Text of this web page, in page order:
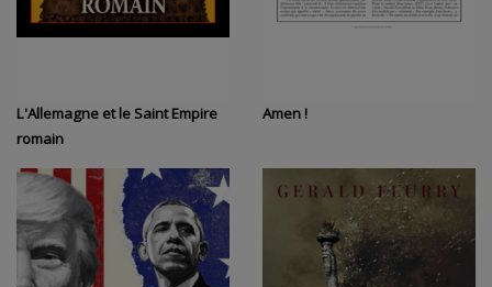
L'Allemagne et le Saint Empire
romain
Amen !